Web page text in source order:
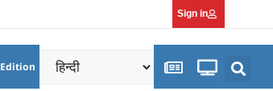
Sign in
Edition